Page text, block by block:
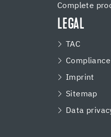
Complete
LEGAL
TAC
Compliance
Imprint
Sitemap
Data